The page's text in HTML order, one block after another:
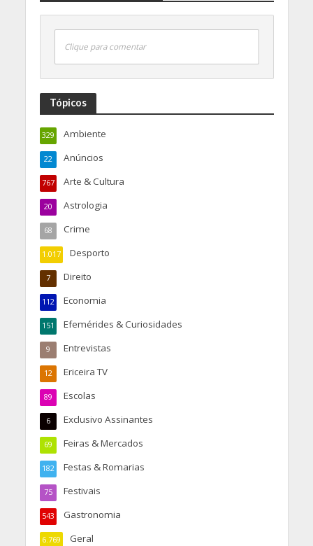
Clique para comentar
Tópicos
Ambiente
329
Anúncios
22
Arte & Cultura
767
Astrologia
20
Crime
68
Desporto
1.017
Direito
7
Economia
112
Efemérides & Curiosidades
151
Entrevistas
9
Ericeira TV
12
Escolas
89
Exclusivo Assinantes
6
Feiras & Mercados
69
Festas & Romarias
182
Festivais
75
Gastronomia
543
Geral
6.769